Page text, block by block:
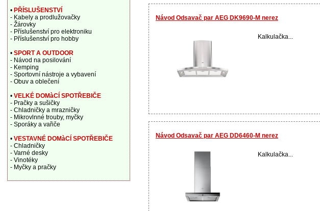
Návod Odsavač par AEG DK9690-M nerez
Kalkulačka...
Návod Odsavač par AEG DD6460-M nerez
Kalkulačka...
• PŘÍSLUŠENSTVÍ
- Kabely a prodlužovačky
- Žárovky
- Příslušenství pro elektroniku
- Příslušenství pro hobby
• SPORT A OUTDOOR
- Návod na posilování
- Kemping
- Sportovní nástroje a vybavení
- Obuv a oblečení
• VELKÉ DOMàCÍ SPOTŘEBIČE
- Pračky a sušičky
- Chladničky a mrazničky
- Mikrovlnné trouby, myčky
- Sporáky a vařiče
• VESTAVNÉ DOMàCÍ SPOTŘEBIČE
- Chladničky
- Varné desky
- Vinotéky
- Myčky a pračky